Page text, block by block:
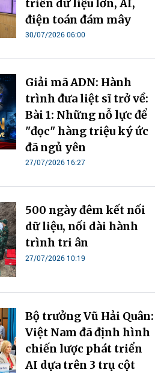
triển dữ liệu lớn, AI,
điện toán đám mây
30/07/2026 06:00
Giải mã ADN: Hành
trình đưa liệt sĩ trở về:
Bài 1: Những nỗ lực để
"đọc" hàng triệu ký ức
đã ngủ yên
27/07/2026 16:27
500 ngày đêm kết nối
dữ liệu, nối dài hành
trình tri ân
27/07/2026 10:19
Bộ trưởng Vũ Hải Quân:
Việt Nam đã định hình
chiến lược phát triển
AI dựa trên 3 trụ cột